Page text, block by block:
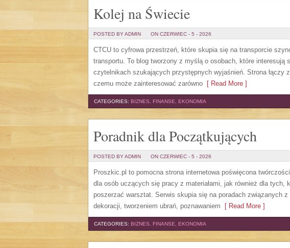
Kolej na Świecie
POSTED BY ADMIN ON CZERWIEC - 5 - 2026
CTCU to cyfrowa przestrzeń, które skupia się na transporcie
transportu. To blog tworzony z myślą o osobach, które interesują
czytelnikach szukających przystępnych wyjaśnień. Strona łączy
czemu może zainteresować zarówno [ Read More ]
CATEGORIES: BIZNES, FINANSE, EKONOMIA
Poradnik dla Początkujących
POSTED BY ADMIN ON CZERWIEC - 5 - 2026
Proszkic.pl to pomocna strona internetowa poświęcona
dla osób uczących się pracy z materiałami, jak również dla
poszerzać warsztat. Serwis skupia się na poradach związanych
dekoracji, tworzeniem ubrań, poznawaniem [ Read More ]
CATEGORIES: BIZNES, FINANSE, EKONOMIA